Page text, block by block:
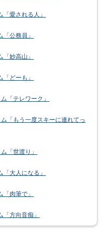
愛される人」
公務員」
妙高山」
どーも」
「テレワーク」
「もう一度スキーに連れてっ
「世渡り」
大人になる」
肉筆で」
方向音痴」